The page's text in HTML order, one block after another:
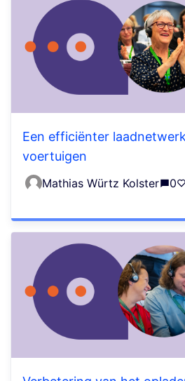
Een efficiënter
voertuigen
Mathias Würtz Kolster 0